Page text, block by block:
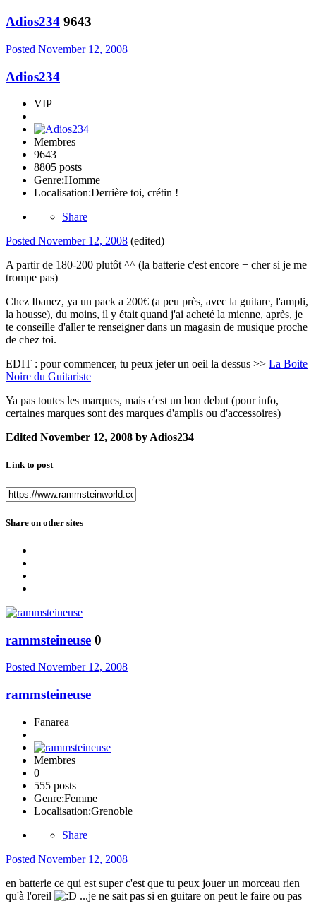
Adios234 9643
Posted November 12, 2008
Adios234
VIP
Membres
9643
8805 posts
Genre:Homme
Localisation:Derrière toi, crétin !
Share
Posted November 12, 2008 (edited)
A partir de 180-200 plutôt ^^ (la batterie c'est encore + cher si je me
trompe pas)
Chez Ibanez, ya un pack a 200€ (a peu près, avec la guitare, l'ampli,
la housse), du moins, il y était quand j'ai acheté la mienne, après, je
te conseille d'aller te renseigner dans un magasin de musique proche
de chez toi.
EDIT : pour commencer, tu peux jeter un oeil la dessus >> La Boite
Noire du Guitariste
Ya pas toutes les marques, mais c'est un bon debut (pour info,
certaines marques sont des marques d'amplis ou d'accessoires)
Edited November 12, 2008 by Adios234
Link to post
Share on other sites
rammsteineuse 0
Posted November 12, 2008
rammsteineuse
Fanarea
Membres
0
555 posts
Genre:Femme
Localisation:Grenoble
Share
Posted November 12, 2008
en batterie ce qui est super c'est que tu peux jouer un morceau rien
qu'à l'oreil
...je ne sait pas si en guitare on peut le faire ou pas